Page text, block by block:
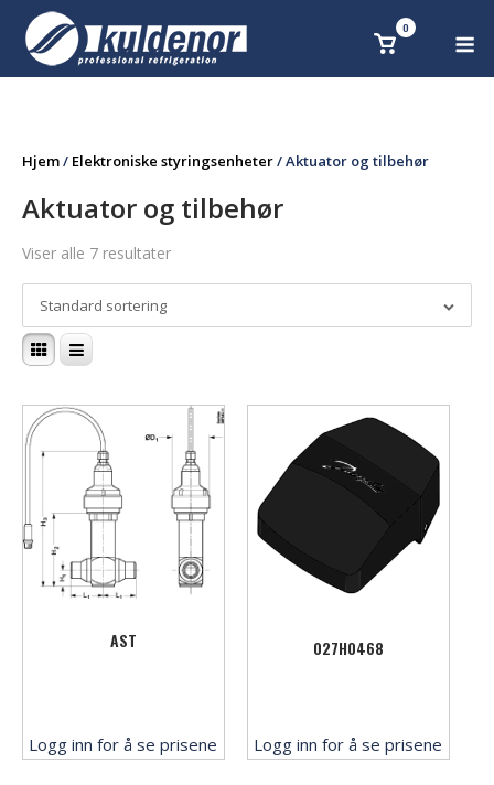
content
Se 0
Hjem/ Elektroniske styringsenheter/ Aktuator og tilbehør
Aktuator og tilbehør
Viser alle 7 resultater
Standard sortering
027H0468
Logg inn for å se prisene
AST
Logg inn for å se prisene